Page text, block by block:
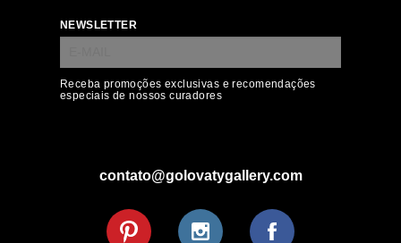
NEWSLETTER
Receba promoções exclusivas e recomendações
especiais de nossos curadores
contato@golovatygallery.com